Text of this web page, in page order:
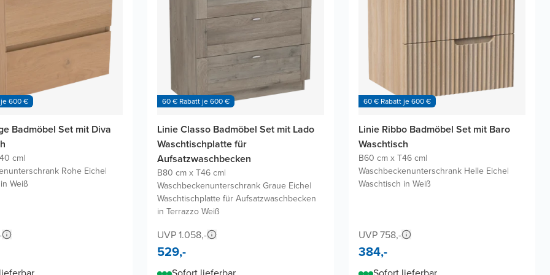
600 €
Badmöbel Set mit Diva
cm|
Rohe Eiche|
Weiß
60 € Rabatt je 600 €
Linie Classo Badmöbel Set mit Lado
Waschtischplatte für
Aufsatzwaschbecken
B80 cm x T46 cm|
Waschbeckenunterschrank Graue Eiche|
Waschtischplatte für Aufsatzwaschbecken
in Terrazzo Weiß
UVP 1.058,-
529,-
60 € Rabatt je 600 €
Linie Ribbo Badmöbel Set mit Baro
Waschtisch
B60 cm x T46 cm|
Waschbeckenunterschrank Helle Eiche|
Waschtisch in Weiß
UVP 758,-
384,-